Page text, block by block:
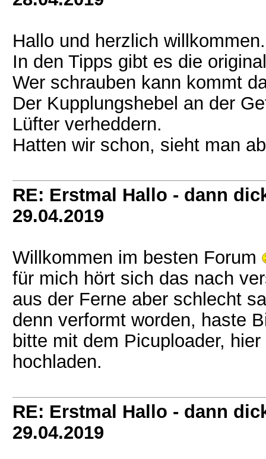
Hallo und herzlich willkommen.
In den Tipps gibt es die
Wer schrauben kann kommt
Der Kupplungshebel an der
Lüfter verheddern.
Hatten wir schon, sieht man
RE: Erstmal Hallo - dann
29.04.2019
Willkommen im besten Forum
für mich hört sich das nach
aus der Ferne aber schlecht
denn verformt worden, haste
bitte mit dem Picuploader,
hochladen.
RE: Erstmal Hallo - dann
29.04.2019